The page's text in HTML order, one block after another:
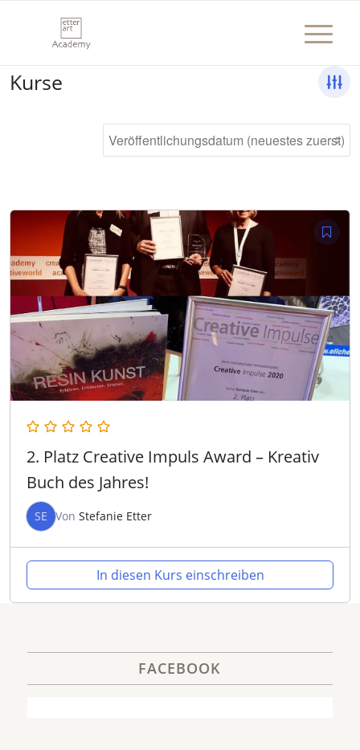
Kurse
2. Platz Creative Impuls Award – Kreativ
Buch des Jahres!
SE Von Stefanie Etter
In diesen Kurs einschreiben
FACEBOOK